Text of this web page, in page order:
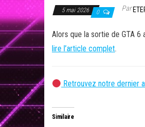
5 mai 2026 0 Par
Alors que la sortie de GTA 6
lire l’article complet.
Retrouvez notre dernier
Similaire